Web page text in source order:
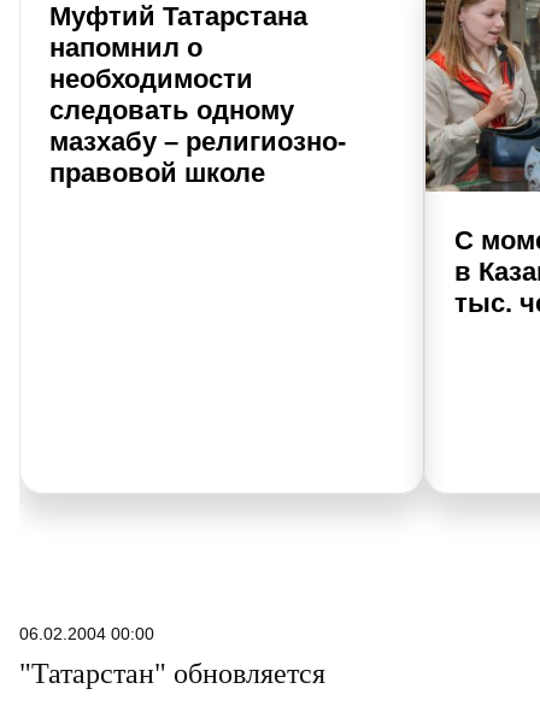
Муфтий Татарстана
напомнил о
необходимости
следовать одному
мазхабу – религиозно-
правовой школе
С
в
тыс.
06.02.2004 00:00
"Татарстан" обновляется